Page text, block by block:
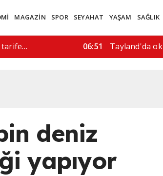
MAGAZİN SPOR SEYAHAT YAŞAM SAĞLIK
08:52 "İran'a askeri
deniz
yapıyor